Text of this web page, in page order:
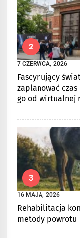
2
7 CZERWCA, 2026
Fascynujący
zaplanować
go od wirtualnej
3
16 MAJA, 2026
Rehabilitacja
metody powrotu